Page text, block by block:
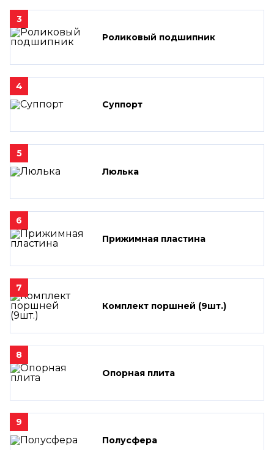
3
Роликовый подшипник
4
Суппорт
5
Люлька
6
Прижимная пластина
7
Комплект поршней (9шт.)
8
Опорная плита
9
Полусфера